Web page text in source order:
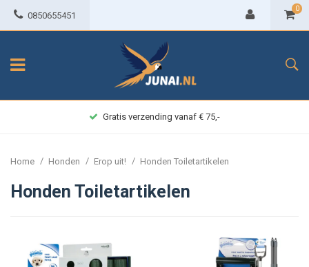
0850655451
0
Gratis verzending vanaf € 75,-
Home / Honden / Erop uit! / Honden Toiletartikelen
Honden Toiletartikelen